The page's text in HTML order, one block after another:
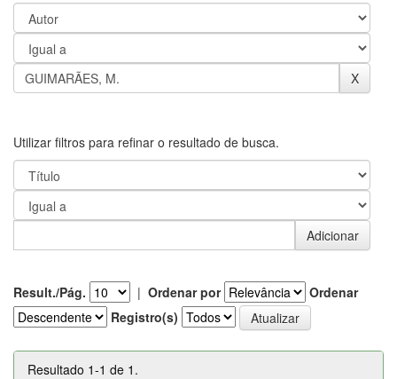
Utilizar filtros para refinar o resultado de busca.
Result./Pág. | Ordenar por
Ordenar
Registro(s)
Resultado 1-1 de 1.